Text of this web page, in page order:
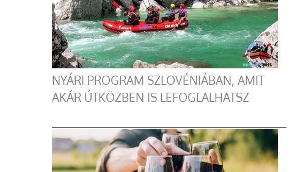
NYÁRI PROGRAM SZLOVÉNIÁBAN, AMIT
AKÁR ÚTKÖZBEN IS LEFOGLALHATSZ